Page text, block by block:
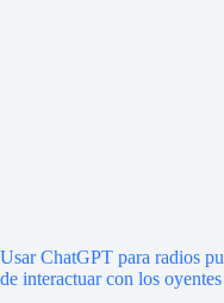
Usar ChatGPT para radios
de interactuar con los oyentes